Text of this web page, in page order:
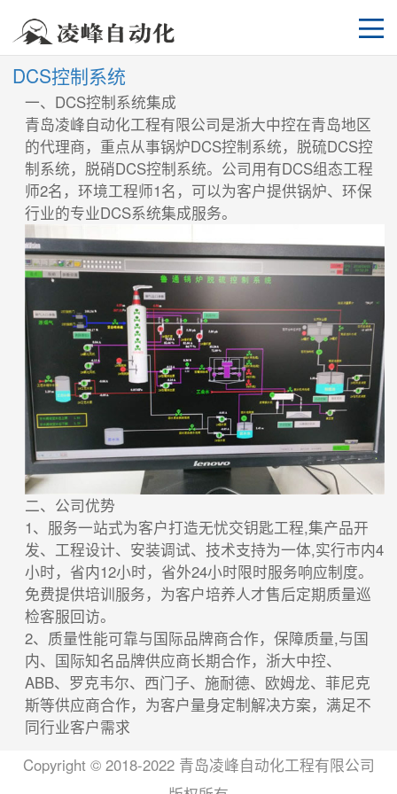
DCS控制系统
一、DCS控制系统集成
青岛凌峰自动化工程有限公司是浙大中控在青岛地区
的代理商，重点从事锅炉DCS控制系统，脱硫DCS控
制系统，脱硝DCS控制系统。公司用有DCS组态工程
师2名，环境工程师1名，可以为客户提供锅炉、环保
行业的专业DCS系统集成服务。
二、公司优势
1、服务一站式为客户打造无忧交钥匙工程,集产品开
发、工程设计、安装调试、技术支持为一体,实行市内4
小时，省内12小时，省外24小时限时服务响应制度。
免费提供培训服务，为客户培养人才售后定期质量巡
检客服回访。
2、质量性能可靠与国际品牌商合作，保障质量,与国
内、国际知名品牌供应商长期合作，浙大中控、
ABB、罗克韦尔、西门子、施耐德、欧姆龙、菲尼克
斯等供应商合作，为客户量身定制解决方案，满足不
同行业客户需求
Copyright © 2018-2022 青岛凌峰自动化工程有限公司